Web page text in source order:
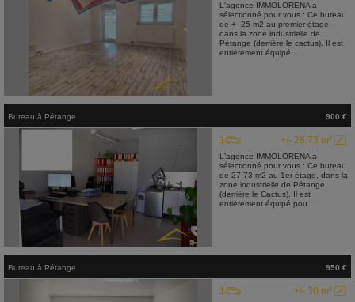
L'agence IMMOLORENA a
sélectionné pour vous : Ce bureau
de +- 25 m2 au premier étage,
dans la zone industrielle de
Pétange (derrière le cactus). Il est
entièrement équipé...
Bureau à Pétange 900 €
+/- 28,73 m²
1
L'agence IMMOLORENA a
sélectionné pour vous : Ce bureau
de 27,73 m2 au 1er étage, dans la
zone industrielle de Pétange
(derrière le Cactus). Il est
entièrement équipé pou...
Bureau à Pétange 950 €
+/- 30 m²
1